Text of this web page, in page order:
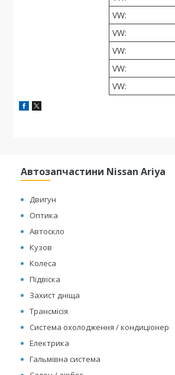
VW:
VW:
VW:
VW:
VW:
Автозапчастини Nissan Ariya
Двигун
Оптика
Автоскло
Кузов
Колеса
Підвіска
Захист дніща
Трансмісія
Система охолодження / кондиціонер
Електрика
Гальмівна система